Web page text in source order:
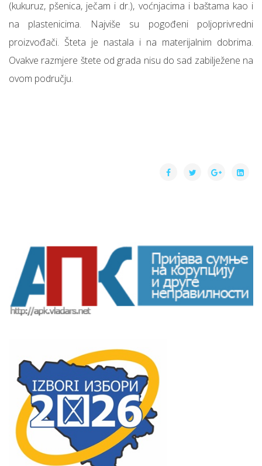
(kukuruz, pšenica, ječam i dr.), voćnjacima i baštama kao i
na plastenicima. Najviše su pogođeni poljoprivredni
proizvođači. Šteta je nastala i na materijalnim dobrima.
Ovakve razmjere štete od grada nisu do sad zabilježene na
ovom području.